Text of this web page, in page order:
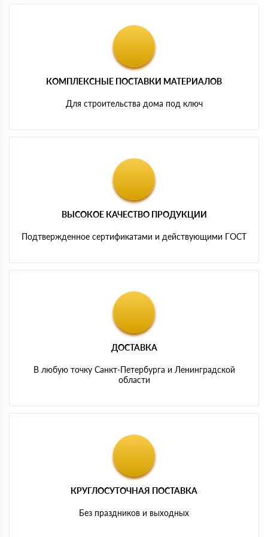
КОМПЛЕКСНЫЕ ПОСТАВКИ МАТЕРИАЛОВ
Для строительства дома под ключ
ВЫСОКОЕ КАЧЕСТВО ПРОДУКЦИИ
Подтвержденное сертификатами и действующими ГОСТ
ДОСТАВКА
В любую точку Санкт-Петербурга и Ленинградской
области
КРУГЛОСУТОЧНАЯ ПОСТАВКА
Без праздников и выходных